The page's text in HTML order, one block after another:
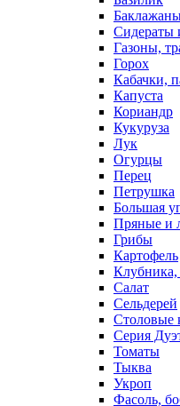
Сидераты
Газоны,
Горох
Кабачки,
Капуста
Кориандр
Кукуруза
Лук
Огурцы
Перец
Петрушка
Большая
Пряные и
Грибы
Картофель
Клубника,
Салат
Сельдерей
Столовые
Серия
Томаты
Тыква
Укроп
Фасоль,